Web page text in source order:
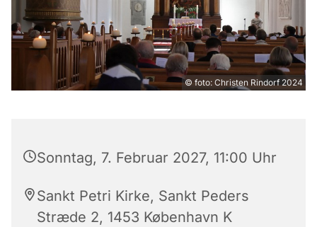
© foto: Christen Rindorf 2024
Sonntag, 7. Februar 2027, 11:00 Uhr
Sankt Petri Kirke, Sankt Peders
Stræde 2, 1453 København K